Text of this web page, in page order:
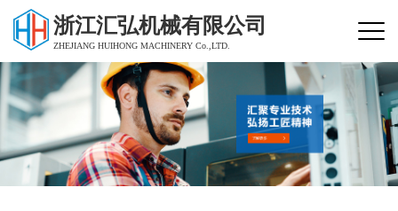
浙江汇弘机械有限公司
ZHEJIANG HUIHONG MACHINERY Co.,LTD.